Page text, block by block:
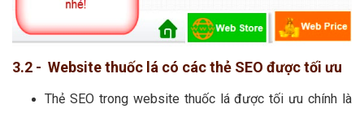
3.2 - Website thuốc lá có các thẻ SEO được tối ưu
Thẻ SEO trong website thuốc lá được tối ưu chính là